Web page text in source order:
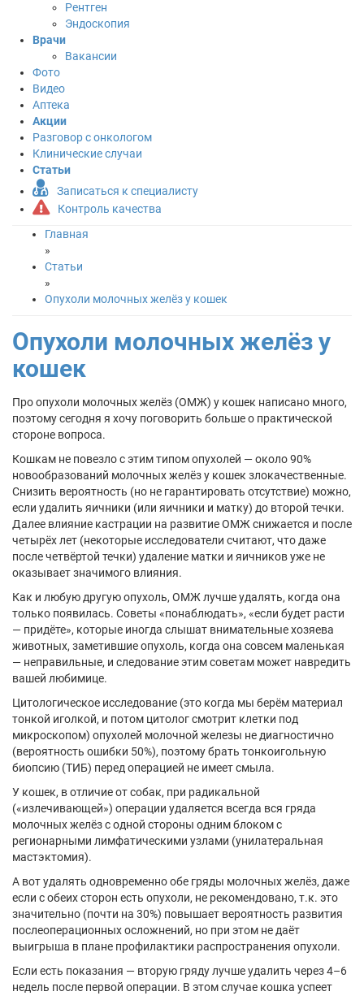
Рентген
Эндоскопия
Врачи
Вакансии
Фото
Видео
Аптека
Акции
Разговор с онкологом
Клинические случаи
Статьи
Записаться к специалисту
Контроль качества
Главная
»
Статьи
»
Опухоли молочных желёз у кошек
Опухоли молочных желёз у
кошек
Про опухоли молочных желёз (ОМЖ) у кошек написано много,
поэтому сегодня я хочу поговорить больше о практической
стороне вопроса.
Кошкам не повезло с этим типом опухолей — около 90%
новообразований молочных желёз у кошек злокачественные.
Снизить вероятность (но не гарантировать отсутствие) можно,
если удалить яичники (или яичники и матку) до второй течки.
Далее влияние кастрации на развитие ОМЖ снижается и после
четырёх лет (некоторые исследователи считают, что даже
после четвёртой течки) удаление матки и яичников уже не
оказывает значимого влияния.
Как и любую другую опухоль, ОМЖ лучше удалять, когда она
только появилась. Советы «понаблюдать», «если будет расти
— придёте», которые иногда слышат внимательные хозяева
животных, заметившие опухоль, когда она совсем маленькая
— неправильные, и следование этим советам может навредить
вашей любимице.
Цитологическое исследование (это когда мы берём материал
тонкой иголкой, и потом цитолог смотрит клетки под
микроскопом) опухолей молочной железы не диагностично
(вероятность ошибки 50%), поэтому брать тонкоигольную
биопсию (ТИБ) перед операцией не имеет смыла.
У кошек, в отличие от собак, при радикальной
(«излечивающей») операции удаляется всегда вся гряда
молочных желёз с одной стороны одним блоком с
регионарными лимфатическими узлами (унилатеральная
мастэктомия).
А вот удалять одновременно обе гряды молочных желёз, даже
если с обеих сторон есть опухоли, не рекомендовано, т.к. это
значительно (почти на 30%) повышает вероятность развития
послеоперационных осложнений, но при этом не даёт
выигрыша в плане профилактики распространения опухоли.
Если есть показания — вторую гряду лучше удалить через 4–6
недель после первой операции. В этом случае кошка успеет